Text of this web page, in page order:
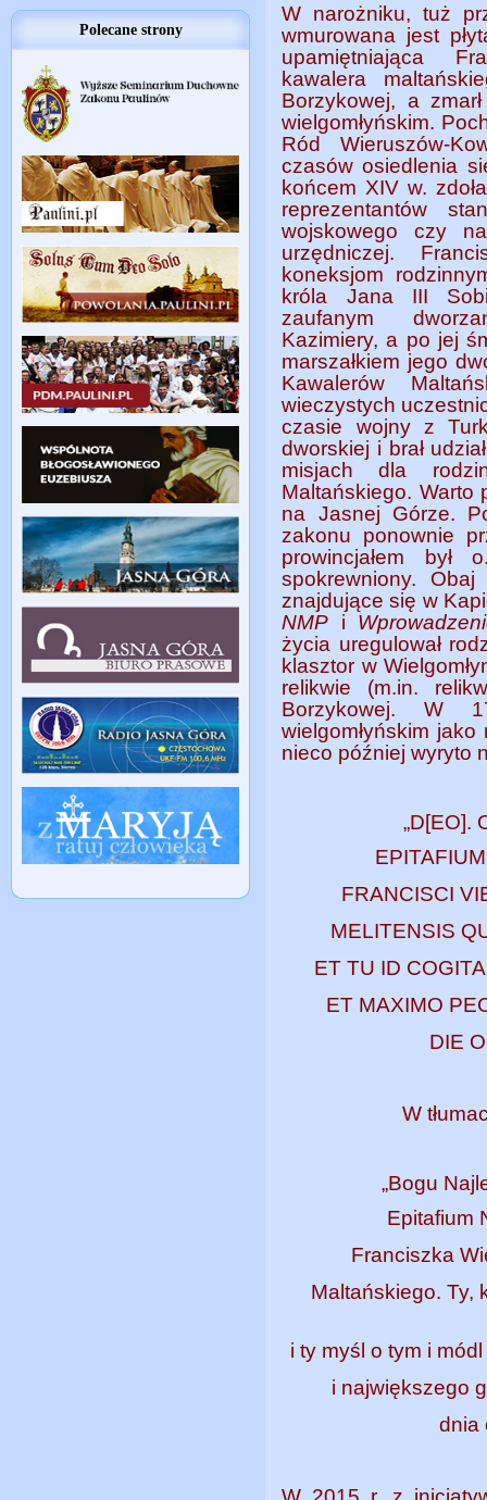
Polecane strony
W narożniku, tuż
wmurowana jest
upamiętniająca
kawalera
Borzykowej, a
wielgomłyńskim.
Ród Wieruszów-
czasów osiedlenia
końcem XIV w.
reprezentantów
wojskowego czy
urzędniczej.
koneksjom
króla Jana III
zaufanym
Kazimiery, a po jej
marszałkiem jego
Kawalerów
wieczystych
czasie wojny z
dworskiej i brał
misjach dla
Maltańskiego. Warto
na Jasnej Górze.
zakonu ponownie
prowincjałem
spokrewniony.
znajdujące się w
NMP i
życia uregulował
klasztor w
relikwie (m.in.
Borzykowej. W
wielgomłyńskim
nieco później wyryto
„D[EO].
FRANCISCI
MELITENSIS
ET TU ID
ET MAXIMO
DIE
W
„Bogu
Epitafium
Franciszka
Maltańskiego. Ty,
i ty myśl o tym i
i największego
dnia